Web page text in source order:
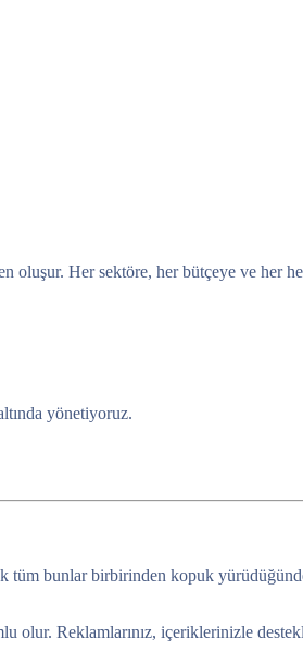
oluşur. Her sektöre, her bütçeye ve her
yönetiyoruz.
bunlar birbirinden kopuk
olur. Reklamlarınız, içeriklerinizle